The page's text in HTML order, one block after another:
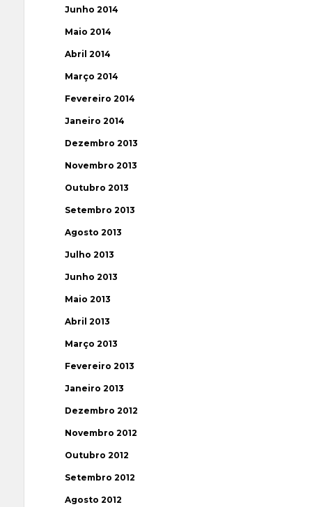
Junho 2014
Maio 2014
Abril 2014
Março 2014
Fevereiro 2014
Janeiro 2014
Dezembro 2013
Novembro 2013
Outubro 2013
Setembro 2013
Agosto 2013
Julho 2013
Junho 2013
Maio 2013
Abril 2013
Março 2013
Fevereiro 2013
Janeiro 2013
Dezembro 2012
Novembro 2012
Outubro 2012
Setembro 2012
Agosto 2012